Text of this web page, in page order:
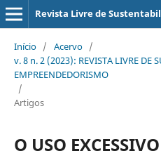
Revista Livre de
Início / Acervo /
v. 8 n. 2 (2023): REVISTA LIVRE DE
EMPREENDEDORISMO
/
Artigos
O USO